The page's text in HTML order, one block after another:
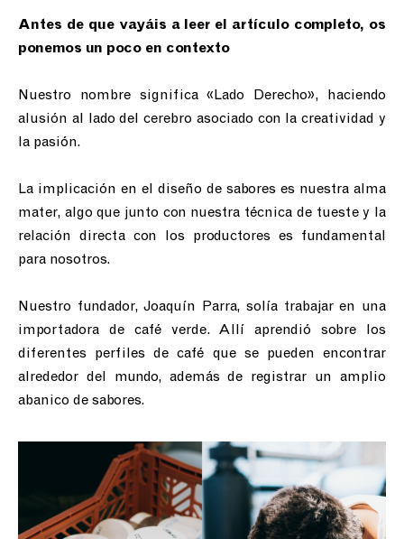
Antes de que vayáis a leer el artículo completo, os
ponemos un poco en contexto
Nuestro nombre significa «Lado Derecho», haciendo
alusión al lado del cerebro asociado con la creatividad y
la pasión.⁣
La implicación en el diseño de sabores es nuestra alma
mater, algo que junto con nuestra técnica de tueste y la
relación directa con los productores es fundamental
para nosotros.⁣⁣
Nuestro fundador, Joaquín Parra, solía trabajar en una
importadora de café verde. Allí aprendió sobre los
diferentes perfiles de café que se pueden encontrar
alrededor del mundo, además de registrar un amplio
abanico de sabores. ⁣